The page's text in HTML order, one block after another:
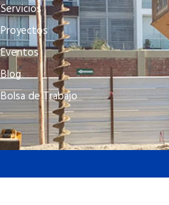
Servicios
Proyectos
Eventos
Blog
Bolsa de Trabajo